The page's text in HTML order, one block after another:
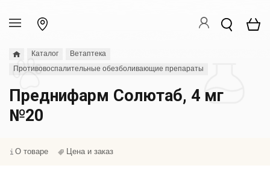
Каталог
Ветаптека
Противовоспалительные обезболивающие препараты
Преднифарм Солютаб, 4 мг
№20
О товаре Цена и заказ